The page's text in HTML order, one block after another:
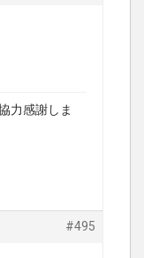
力感謝しま
#495